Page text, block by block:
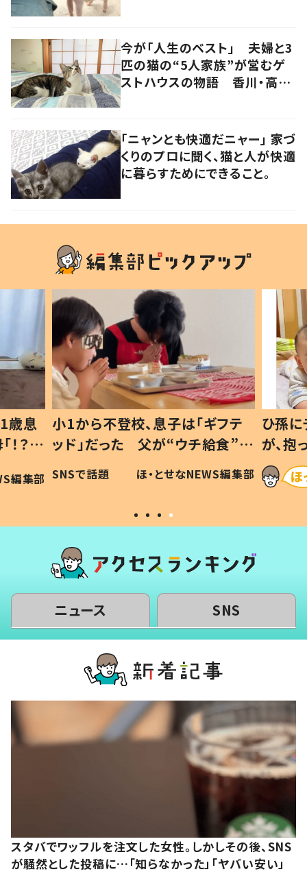
今が「人生のベスト」 夫婦と3
匹の猫の“5人家族”が営むゲ
ストハウスの物語 香川・高松
「ニャンとも快適だニャー」 家づ
くりのプロに聞く、猫と人が快適
に暮らすためにできること。
歳息
？」
編集部
小1から不登校、息子は「ギフテ
ッド」だった 父が“ウチ給食”を
作り続ける理由とは #令和の親
#令和の子
SNSで話題 ほ・とせなNEWS編集部
ひ孫
が、
「涙が
い」
ニュース SNS
スタバでワッフルを注文した女性。しかしその後、SNS
が騒然とした投稿に…「知らなかった」「ヤバい安い」